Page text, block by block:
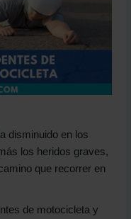
después del
disminuido en los
los heridos graves,
que recorrer en
de motocicleta y